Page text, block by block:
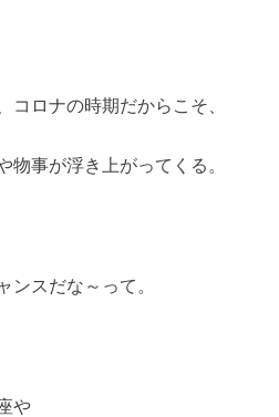
コロナの時期だからこそ、
物事が浮き上がってくる。
ンスだな～って。
や